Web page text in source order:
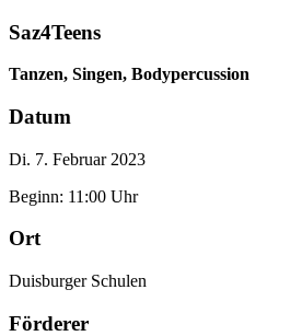
Saz4Teens
Tanzen, Singen, Bodypercussion
Datum
Di. 7. Februar 2023
Beginn: 11:00 Uhr
Ort
Duisburger Schulen
Förderer